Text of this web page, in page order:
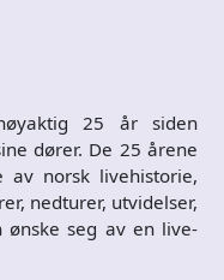
25 år siden
dører. De 25 årene
norsk livehistorie,
nedturer, utvidelser,
seg av en live-